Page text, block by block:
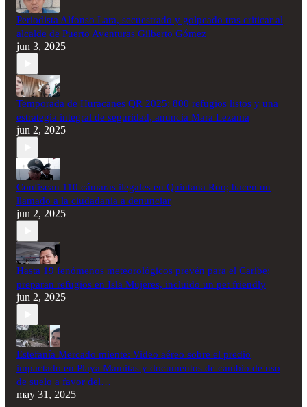
Periodista Alfonso Lara, secuestrado y golpeado tras criticar al
alcalde de Puerto Aventuras Gilberto Gómez
jun 3, 2025
Temporada de Huracanes QR 2025: 800 refugios listos y una
estrategia integral de seguridad, anuncia Mara Lezama
jun 2, 2025
Confiscan 110 cámaras ilegales en Quintana Roo; hacen un
llamado a la ciudadanía a denunciar
jun 2, 2025
Hasta 19 fenómenos meteorológicos prevén para el Caribe;
preparan refugios en Isla Mujeres, incluido un pet friendly
jun 2, 2025
Estefanía Mercado miente: Video aéreo sobre el predio
impactado en Playa Mamitas y documentos de cambio de uso
de suelo a favor del…
may 31, 2025